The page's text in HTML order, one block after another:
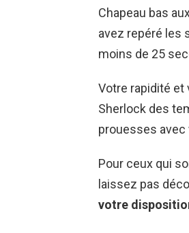
Chapeau bas
avez repéré les
moins de 25
Votre rapidité et
Sherlock des
prouesses avec
Pour ceux qui
laissez pas
votre